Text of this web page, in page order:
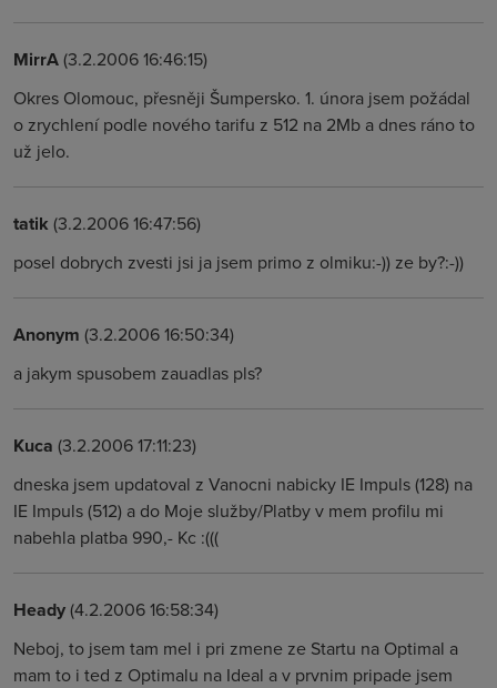
MirrA(3.2.2006 16:46:15)
Okres Olomouc, přesněji Šumpersko. 1. února jsem požádal
o zrychlení podle nového tarifu z 512 na 2Mb a dnes ráno to
už jelo.
tatik (3.2.2006 16:47:56)
posel dobrych zvesti jsi ja jsem primo z olmiku:-)) ze by?:-))
Anonym (3.2.2006 16:50:34)
a jakym spusobem zauadlas pls?
Kuca (3.2.2006 17:11:23)
dneska jsem updatoval z Vanocni nabicky IE Impuls (128) na
IE Impuls (512) a do Moje služby/Platby v mem profilu mi
nabehla platba 990,- Kc :(((
Heady(4.2.2006 16:58:34)
Neboj, to jsem tam mel i pri zmene ze Startu na Optimal a
mam to i ted z Optimalu na Ideal a v prvnim pripade jsem